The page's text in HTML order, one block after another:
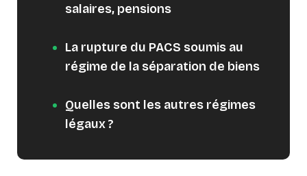
salaires, pensions
La rupture du PACS soumis au
régime de la séparation de biens
Quelles sont les autres régimes
légaux ?